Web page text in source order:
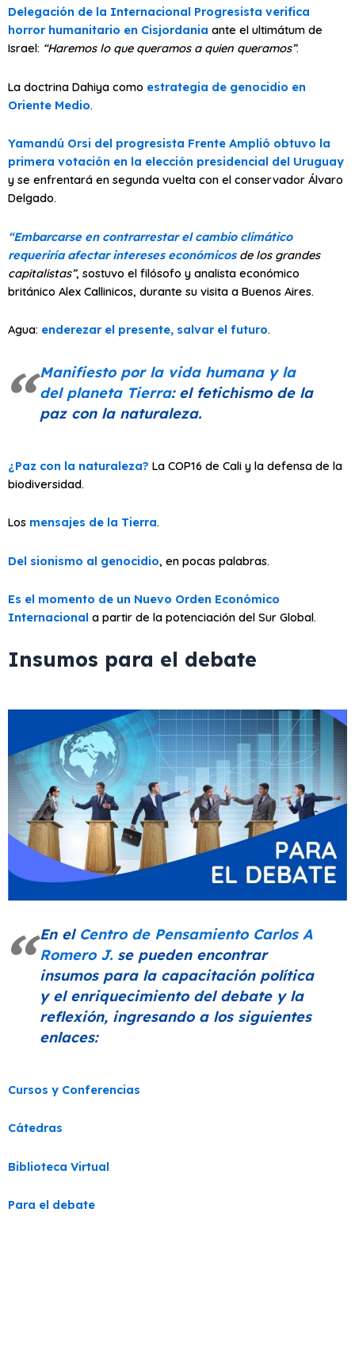
Delegación de la Internacional Progresista verifica
horror humanitario en Cisjordania ante el ultimátum de
Israel: “Haremos lo que queramos a quien queramos”.
La doctrina Dahiya como estrategia de genocidio en
Oriente Medio.
Yamandú Orsi del progresista Frente Amplió obtuvo la
primera votación en la elección presidencial del Uruguay
y se enfrentará en segunda vuelta con el conservador Álvaro
Delgado.
“Embarcarse en contrarrestar el cambio climático
requeriría afectar intereses económicosde los grandes
capitalistas”, sostuvo el filósofo y analista económico
británico Alex Callinicos, durante su visita a Buenos Aires.
Agua: enderezar el presente, salvar el futuro.
Manifiesto por la vida humana y la
del planeta Tierra: el fetichismo de la
paz con la naturaleza.
¿Paz con la naturaleza? La COP16 de Cali y la defensa de la
biodiversidad.
Los mensajes de la Tierra.
Del sionismo al genocidio, en pocas palabras.
Es el momento de un Nuevo Orden Económico
Internacional a partir de la potenciación del Sur Global.
Insumos para el debate
En el Centro de Pensamiento Carlos A
Romero J. se pueden encontrar
insumos para la capacitación política
y el enriquecimiento del debate y la
reflexión, ingresando a los siguientes
enlaces:
Cursos y Conferencias
Cátedras
Biblioteca Virtual
Para el debate